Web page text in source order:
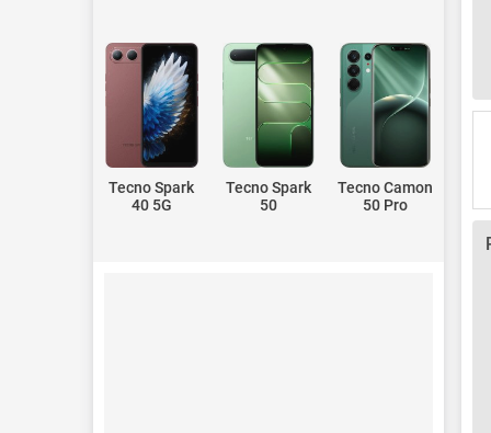
Tecno Spark
40 5G
Tecno Spark
50
Tecno Camon
50 Pro